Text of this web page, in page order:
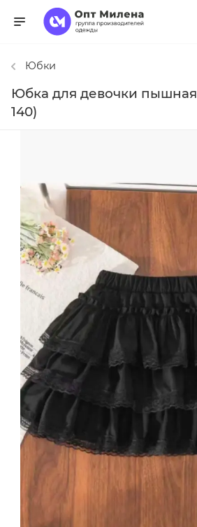
Юбки
Юбка для девочки пышная
140)